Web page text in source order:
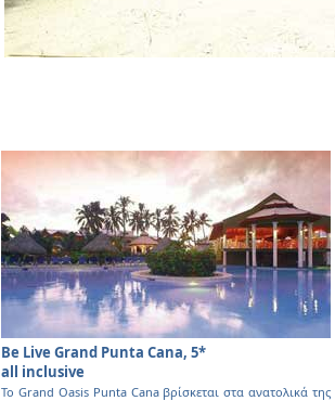
Be Live Grand Punta Cana, 5*
all inclusive
Το Grand Oasis Punta Cana βρίσκεται στα ανατολικά της